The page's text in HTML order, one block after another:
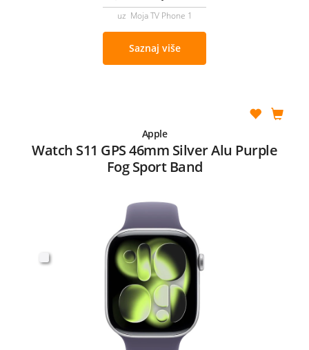
uz Moja TV Phone 1
Saznaj više
Apple
Watch S11 GPS 46mm Silver Alu Purple
Fog Sport Band